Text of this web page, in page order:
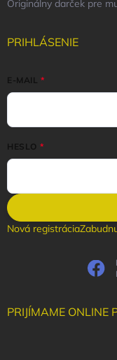
Originálny darček pre
PRIHLÁSENIE
E-MAIL
HESLO
Nová registrácia
PRIJÍMAME ONLINE